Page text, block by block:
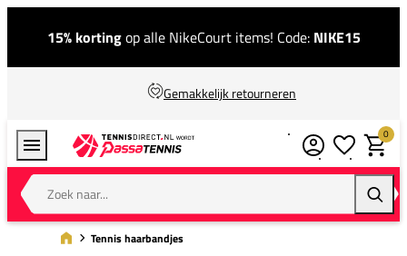
15% kortingop alle NikeCourt items! Code: NIKE15
Gemakkelijk retourneren
Zoek naar...
0
Tennis haarbandjes